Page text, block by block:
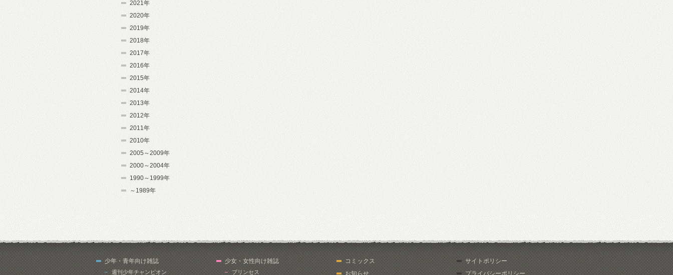
2021年
2020年
2019年
2018年
2017年
2016年
2015年
2014年
2013年
2012年
2011年
2010年
2005～2009年
2000～2004年
1990～1999年
～1989年
少年・青年向け雑誌
週刊少年チャンピオン
少女・女性向け雑誌
プリンセス
コミックス
お知らせ
サイトポリシー
プライバシーポリシー